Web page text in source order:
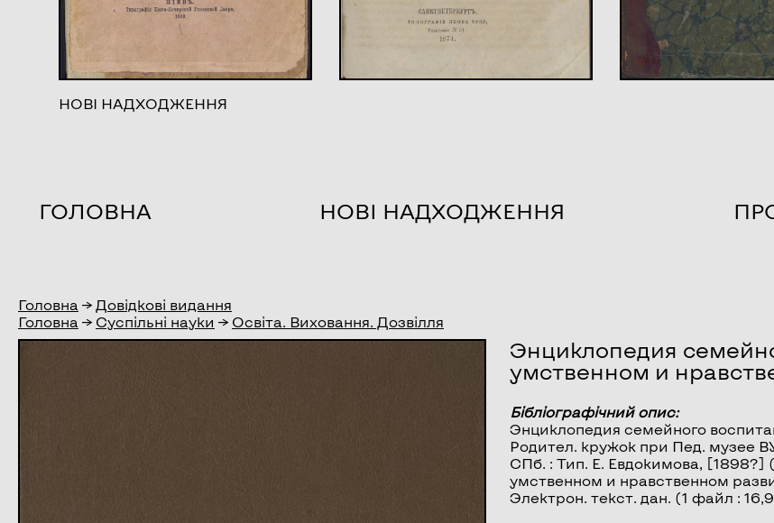
НОВІ НАДХОДЖЕННЯ
ГОЛОВНА НОВІ НАДХОДЖЕННЯ
Головна → Довідкові видання
Головна → Суспільні науки → Освіта. Виховання. Дозвілля
Энциклопедия
умственном и
Бібліографічний опис:
Энциклопедия семейного
Родител. кружок при Пед. музее
СПб. : Тип. Е. Евдокимова, [1898?]
умственном и нравственном
Электрон. текст. дан. (1 файл :